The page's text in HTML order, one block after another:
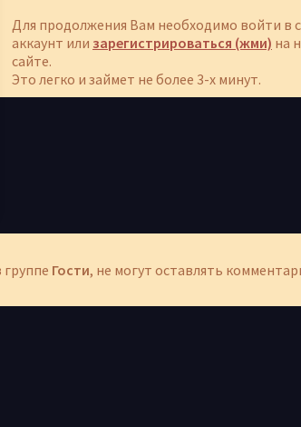
Для продолжения Вам необходимо войти в
аккаунт или зарегистрироваться (жми) на
сайте.
Это легко и займет не более 3-х минут.
Гости, не могут оставлять